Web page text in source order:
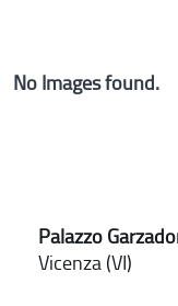
No Images found.
Palazzo
Vicenza (VI)